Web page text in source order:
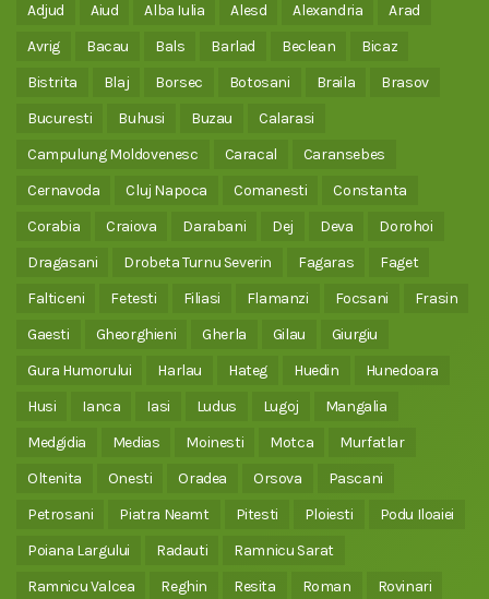
Adjud Aiud Alba Iulia Alesd Alexandria
Arad
Avrig
Bacau Bals Barlad Beclean
Bicaz
Bistrita
Blaj Borsec Botosani Braila
Brasov
Bucuresti
Buhusi Buzau
Calarasi
Campulung Moldovenesc
Caracal
Caransebes
Cernavoda
Cluj Napoca Comanesti
Constanta
Corabia
Craiova Darabani Dej Deva
Dorohoi
Dragasani
Drobeta Turnu Severin Fagaras
Faget
Falticeni
Fetesti Filiasi Flamanzi Focsani
Frasin
Gaesti
Gheorghieni Gherla Gilau
Giurgiu
Gura Humorului
Harlau Hateg Huedin
Hunedoara
Husi
Ianca Iasi Ludus Lugoj
Mangalia
Medgidia
Medias Moinesti Motca
Murfatlar
Oltenita
Onesti Oradea Orsova
Pascani
Petrosani
Piatra Neamt Pitesti Ploiesti
Podu Iloaiei
Poiana Largului
Radauti
Ramnicu Sarat
Ramnicu Valcea
Reghin Resita Roman
Rovinari